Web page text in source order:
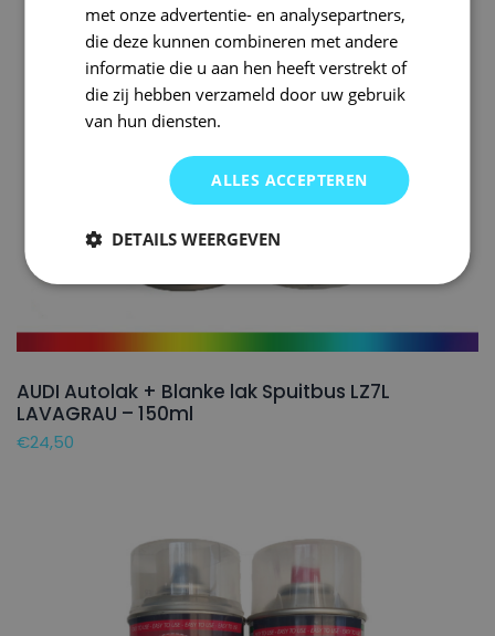
AUDI Autolak + Blanke lak Spuitbus LZ7L
LAVAGRAU – 150ml
€24,50
met onze advertentie- en analysepartners,
die deze kunnen combineren met andere
informatie die u aan hen heeft verstrekt of
die zij hebben verzameld door uw gebruik
van hun diensten.
ALLES ACCEPTEREN
DETAILS WEERGEVEN